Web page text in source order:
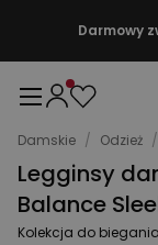
Darmowy
Damskie / Odzież /
Legginsy
Balance
Kolekcja do biegania